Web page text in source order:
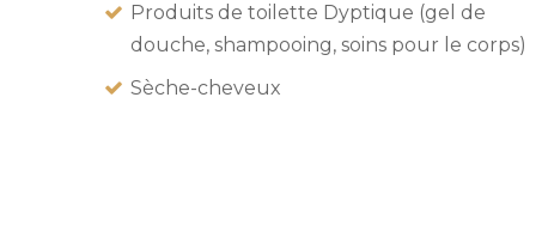
Produits de toilette Dyptique (gel de
douche, shampooing, soins pour le corps)
Sèche-cheveux